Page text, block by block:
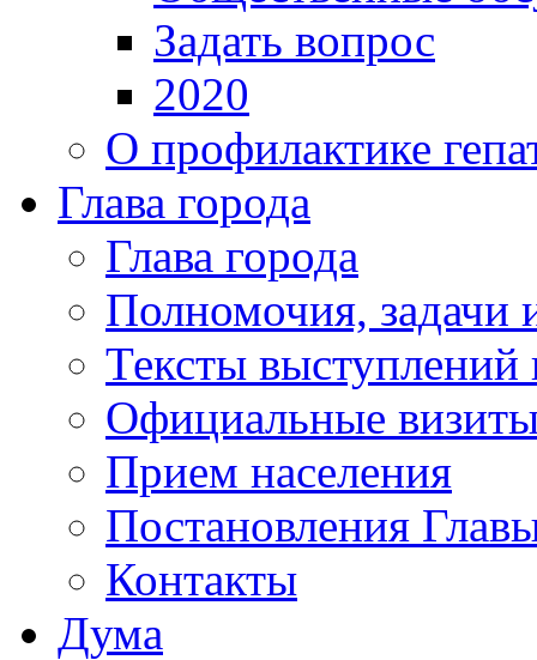
Задать вопрос
2020
О профилактике
Глава города
Глава города
Полномочия, задачи
Тексты выступлений
Официальные
Прием населения
Постановления
Контакты
Дума